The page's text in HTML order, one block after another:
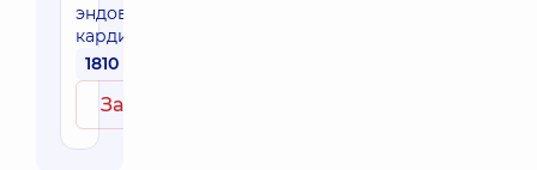
эндоваскулярного
кардиохирурга
1810 грн
Записаться